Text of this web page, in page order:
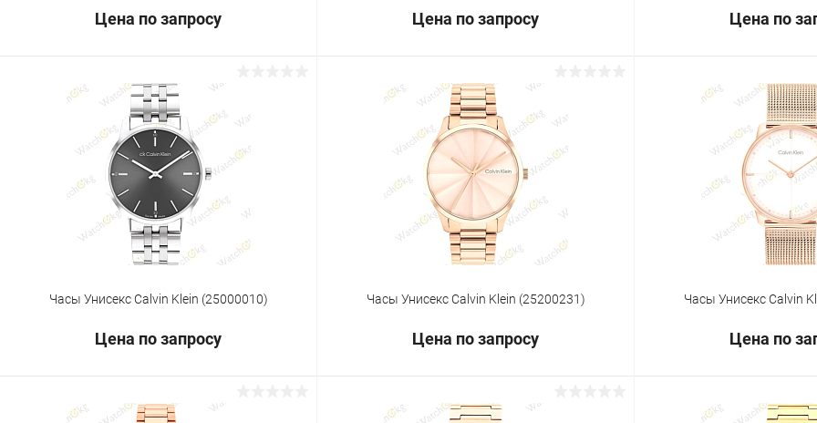
Цена по запросу
Запросить цену
Купить в 1 клик Сравнение
Под заказ
Цена по запросу
Запросить цену
Купить в 1 клик Сравнение
Под заказ
Цена по
Купить в 1 клик
Часы Унисекс Calvin Klein (25000010)
Цена по запросу
Запросить цену
Часы Унисекс Calvin Klein (25200231)
Цена по запросу
Запросить цену
Часы Унисекс Calvin
Цена по